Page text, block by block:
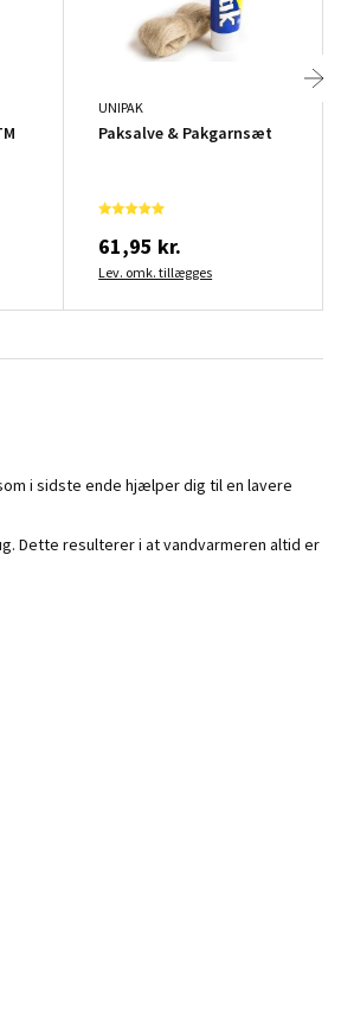
UNIPAK
Paksalve & Pakgarnsæt
61,95 kr.
Lev. omk. tillægges
i sidste ende hjælper dig til en lavere
Dette resulterer i at vandvarmeren altid er